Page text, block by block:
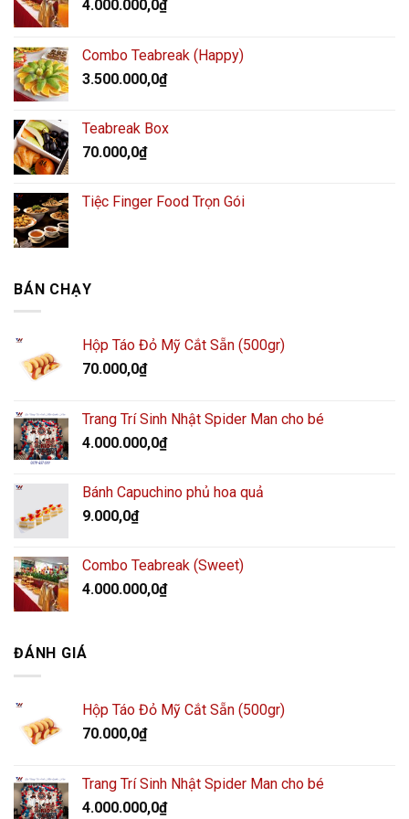
4.000.000,0₫
Combo Teabreak (Happy)
3.500.000,0₫
Teabreak Box
70.000,0₫
Tiệc Finger Food Trọn Gói
BÁN CHẠY
Hộp Táo Đỏ Mỹ Cắt Sẵn (500gr)
70.000,0₫
Trang Trí Sinh Nhật Spider Man cho bé
4.000.000,0₫
Bánh Capuchino phủ hoa quả
9.000,0₫
Combo Teabreak (Sweet)
4.000.000,0₫
ĐÁNH GIÁ
Hộp Táo Đỏ Mỹ Cắt Sẵn (500gr)
70.000,0₫
Trang Trí Sinh Nhật Spider Man cho bé
4.000.000,0₫